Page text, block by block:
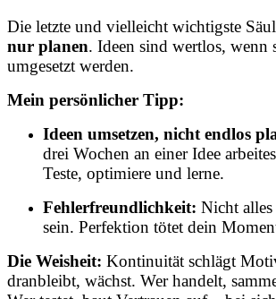
Die letzte und vielleicht wichtigste
nur planen. Ideen sind wertlos, wenn
umgesetzt werden.
Mein persönlicher Tipp:
Ideen umsetzen, nicht endlos
drei Wochen an einer Idee
Teste, optimiere und lerne.
Fehlerfreundlichkeit: Nicht
sein. Perfektion tötet dein
Die Weisheit: Kontinuität schlägt
dranbleibt, wächst. Wer handelt,